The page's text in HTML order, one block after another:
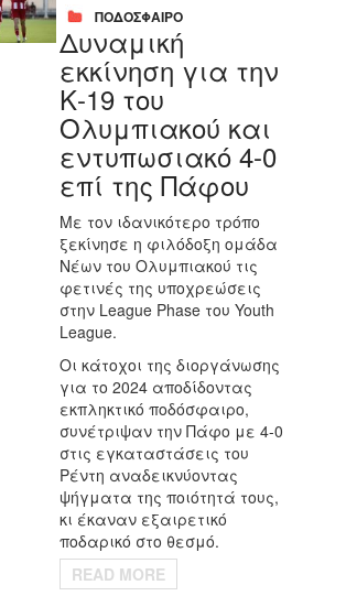
ΠΟΔΟΣΦΑΙΡΟ
Δυναμική
εκκίνηση για την
Κ-19 του
Ολυμπιακού και
εντυπωσιακό 4-0
επί της Πάφου
Με τον ιδανικότερο τρόπο
ξεκίνησε η φιλόδοξη ομάδα
Νέων του Ολυμπιακού τις
φετινές της υποχρεώσεις
στην League Phase του Youth
League.
Οι κάτοχοι της διοργάνωσης
για το 2024 αποδίδοντας
εκπληκτικό ποδόσφαιρο,
συνέτριψαν την Πάφο με 4-0
στις εγκαταστάσεις του
Ρέντη αναδεικνύοντας
ψήγματα της ποιότητά τους,
κι έκαναν εξαιρετικό
ποδαρικό στο θεσμό.
READ MORE